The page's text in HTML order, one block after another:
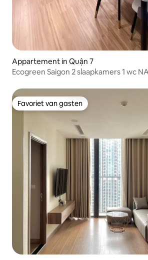
Appartement in Quận 7
Ecogreen Saigon 2 slaapkamers 1 wc
Favoriet van gasten
Favoriet van gasten